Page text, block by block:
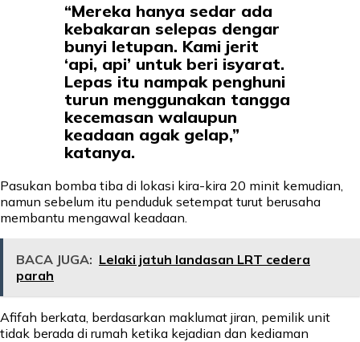
“Mereka hanya sedar ada
kebakaran selepas dengar
bunyi letupan. Kami jerit
‘api, api’ untuk beri isyarat.
Lepas itu nampak penghuni
turun menggunakan tangga
kecemasan walaupun
keadaan agak gelap,”
katanya.
Pasukan bomba tiba di lokasi kira-kira 20 minit kemudian,
namun sebelum itu penduduk setempat turut berusaha
membantu mengawal keadaan.
BACA JUGA: Lelaki jatuh landasan LRT cedera
parah
Afifah berkata, berdasarkan maklumat jiran, pemilik unit
tidak berada di rumah ketika kejadian dan kediaman